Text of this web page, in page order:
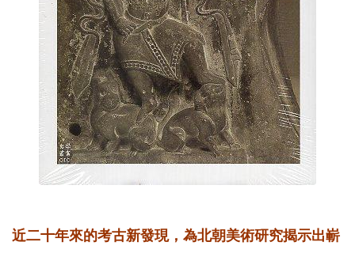
近二十年來的考古新發現，為北朝美術研究揭示出嶄